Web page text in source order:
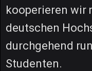
kooperieren wir
deutschen
durchgehend
Studenten.